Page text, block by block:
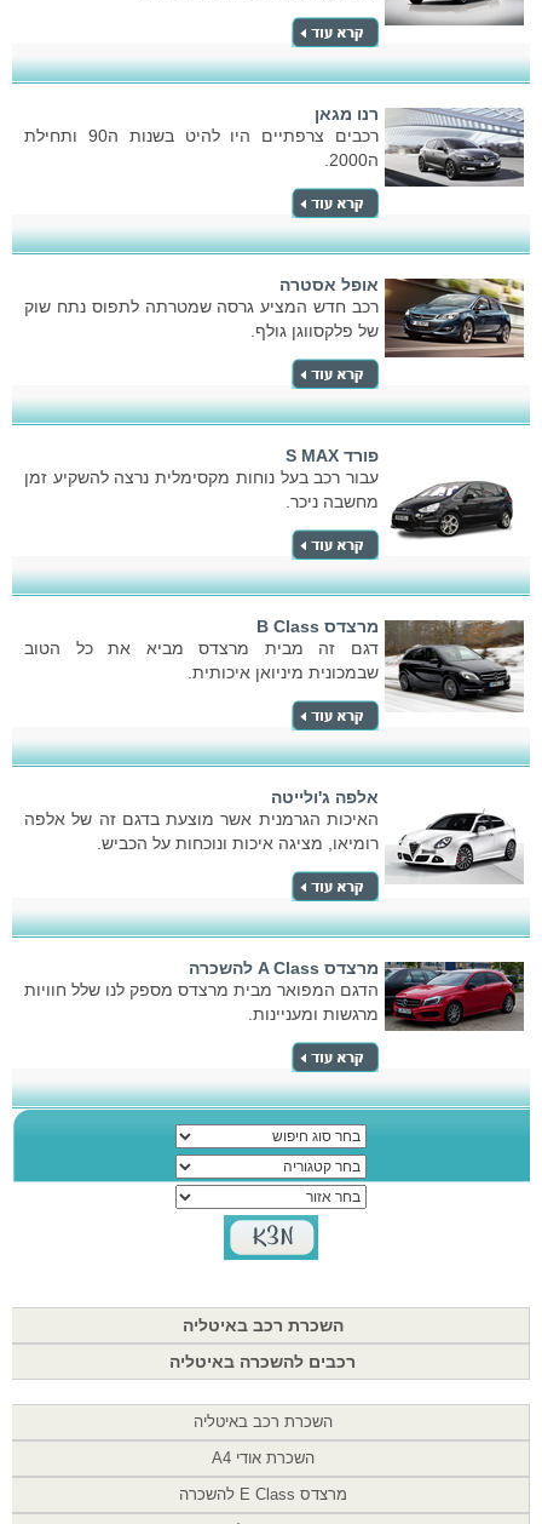
רנו מגאן
רכבים צרפתיים היו להיט בשנות ה90 ותחילת
ה2000.
אופל אסטרה
רכב חדש המציע גרסה שמטרתה לתפוס נתח שוק
של פלקסווגן גולף.
פורד S MAX
עבור רכב בעל נוחות מקסימלית נרצה להשקיע זמן
מחשבה ניכר.
מרצדס B Class
דגם זה מבית מרצדס מביא את כל הטוב
שבמכונית מיניואן איכותית.
אלפה ג'ולייטה
האיכות הגרמנית אשר מוצעת בדגם זה של אלפה
רומיאו, מציגה איכות ונוכחות על הכביש.
מרצדס A Class להשכרה
הדגם המפואר מבית מרצדס מספק לנו שלל חוויות
מרגשות ומעניינות.
השכרת רכב באיטליה
רכבים להשכרה באיטליה
השכרת רכב באיטליה
השכרת אודי A4
מרצדס E Class להשכרה